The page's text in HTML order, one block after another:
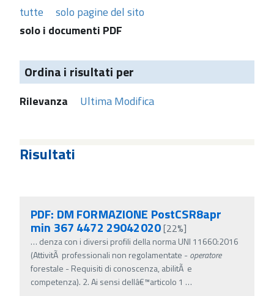
tutte
solo pagine del sito
solo i documenti PDF
Ordina i risultati per
Rilevanza Ultima Modifica
Risultati
PDF: DM FORMAZIONE PostCSR8apr
min 367 4472 29042020[22%]
… denza con i diversi profili della norma UNI 11660:2016
(AttivitÃ professionali non regolamentate -operatore
forestale - Requisiti di conoscenza, abilitÃ e
competenza). 2. Ai sensi dellâ€™articolo 1 …